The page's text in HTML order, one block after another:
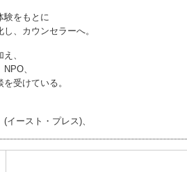
をもとに
、カウンセラーへ。
、
、
受けている。
ースト・プレス)、